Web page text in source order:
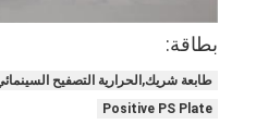
منتجات
بطاقة:
طابعة شريك,الحرارية التصفيح
Positive PS Plate